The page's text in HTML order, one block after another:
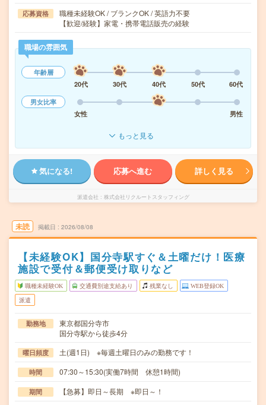
応募資格
職種未経験OK / ブランクOK / 英語力不要
【歓迎/経験】家電・携帯電話販売の経験
職場の雰囲気
年齢層
20代
30代 40代 50代
60代
男女比率
女性
男性
もっと見る
気になる! 応募へ進む 詳しく見る
派遣会社 株式会社リクルートスタッフィング
未読 掲載日 2026/08/08
【未経験OK】国分寺駅すぐ＆土曜だけ！医療
施設で受付＆郵便受け取りなど
職種未経験OK 交通費別途支給あり 残業なし WEB登録OK
派遣
勤務地
東京都国分寺市
国分寺駅から徒歩4分
曜日頻度 土(週1日) ※毎週土曜日のみの勤務です！
時間 07:30～15:30(実働7時間 休憩1時間)
期間 【急募】即日～長期 ※即日～！